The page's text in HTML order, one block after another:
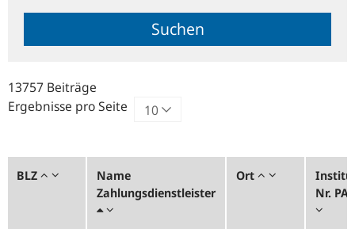
Suchen
13757 Beiträge
Ergebnisse pro Seite
BLZ
Name
Zahlungsdienstleister
Ort
Nr.